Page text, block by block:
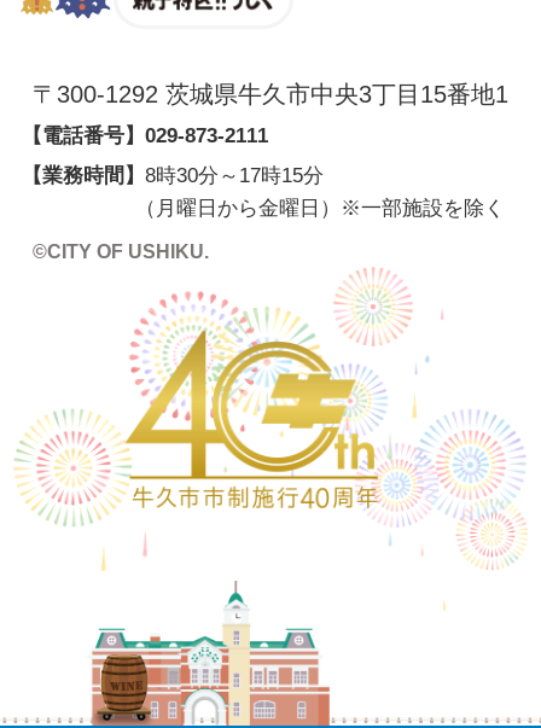
〒300-1292 茨城県牛久市中央3丁目15番地1
【電話番号】 029-873-2111
【業務時間】 8時30分～17時15分
（月曜日から金曜日）※一部施設を除く
©CITY OF USHIKU.
ワイン樽